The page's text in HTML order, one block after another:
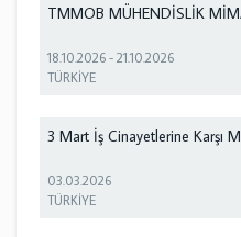
TMMOB MÜHENDİSLİK
18.10.2026 -21.10.2026
TÜRKİYE
3 Mart İş Cinayetlerine Karşı
03.03.2026
TÜRKİYE